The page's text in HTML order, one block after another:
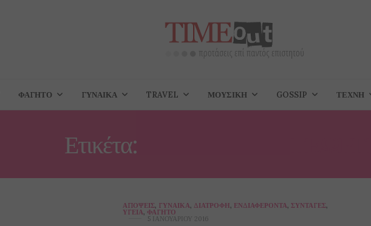
ΦΑΓΗΤΌ ΓΥΝΑΊΚΑ TRAVEL ΜΟΥΣΙΚΉ GOSSIP ΤΈΧΝΗ
Ετικέτα:
ΑΠΌΨΕΙΣ, ΓΥΝΑΊΚΑ, ΔΙΑΤΡΟΦΉ, ΕΝΔΙΑΦΈΡΟΝΤΑ, ΣΥΝΤΑΓΈΣ,
ΥΓΕΊΑ, ΦΑΓΗΤΌ
5 ΙΑΝΟΥΑΡΊΟΥ 2016